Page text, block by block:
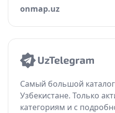
onmap.uz
Самый большой
Узбекистане. Только
категориям и с